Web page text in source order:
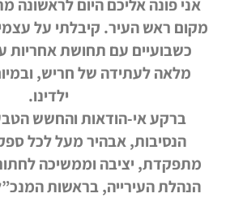
אני פונה אליכם היום
מקום ראש העיר. קיבלתי על
כשבועיים עם תחושת אחריות
מלאה לעתידה של חריש,
ילדינו.
ברקע אי-הודאות והחשש
הנסיבות, אבהיר מעל לכל
מתפקדת, יציבה וממשיכה
הנהלת העירייה, בראשות